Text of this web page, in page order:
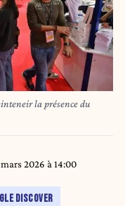
la présence du
mars 2026 à 14:00
DISCOVER